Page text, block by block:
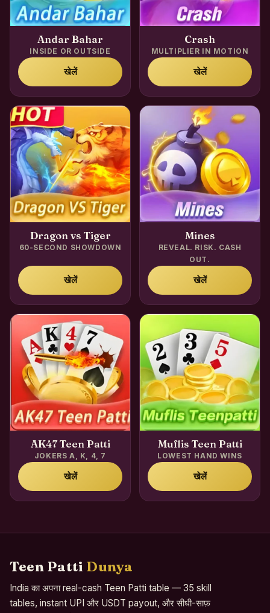
Andar Bahar
INSIDE OR OUTSIDE
खेलें
Crash
MULTIPLIER IN MOTION
खेलें
Dragon vs Tiger
60-SECOND SHOWDOWN
खेलें
Mines
REVEAL. RISK. CASH
OUT.
खेलें
AK47 Teen Patti
JOKERS A, K, 4, 7
खेलें
Muflis Teen Patti
LOWEST HAND WINS
खेलें
Teen Patti Dunya
India का अपना real-cash Teen Patti table — 35 skill
tables, instant UPI और USDT payout, और सीधी-साफ़